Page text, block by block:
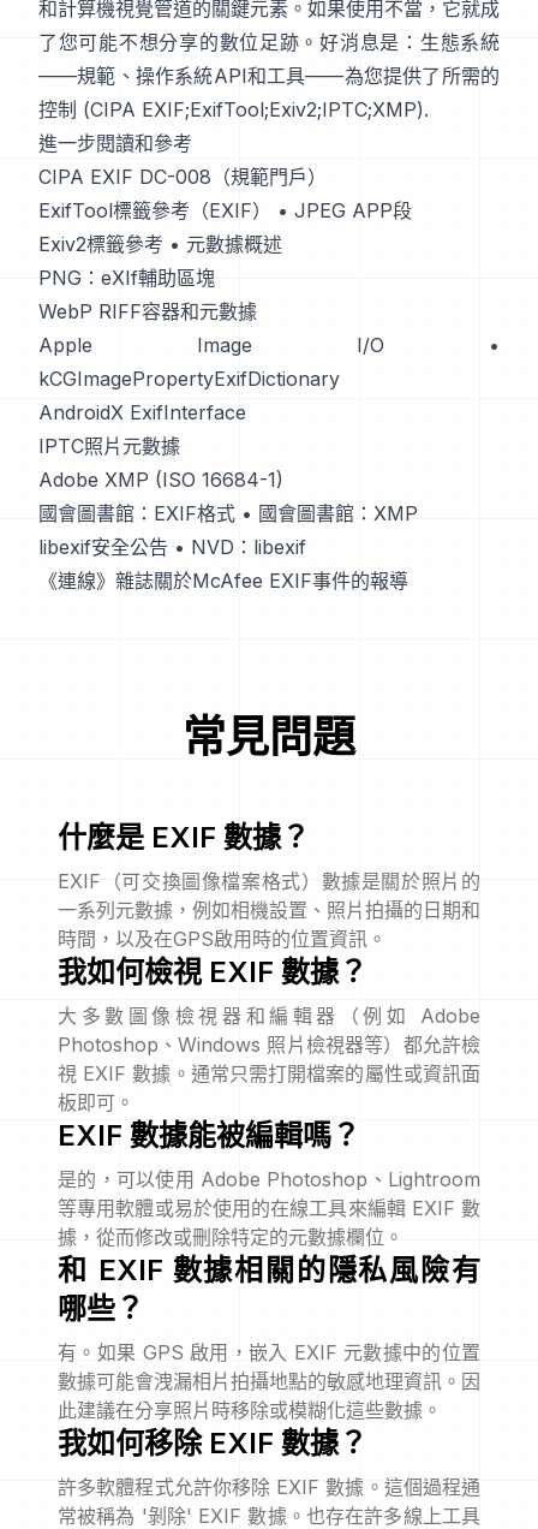
和計算機視覺管道的關鍵元素。如果使用不當，它就成
了您可能不想分享的數位足跡。好消息是：生態系統
——規範、操作系統API和工具——為您提供了所需的
控制 (CIPA EXIF;ExifTool;Exiv2;IPTC;XMP).
進一步閱讀和參考
CIPA EXIF DC-008（規範門戶）
ExifTool標籤參考（EXIF）
• JPEG APP段
Exiv2標籤參考 • 元數據概述
PNG：eXIf輔助區塊
WebP RIFF容器和元數據
Apple Image I/O •
kCGImagePropertyExifDictionary
AndroidX ExifInterface
IPTC照片元數據
Adobe XMP (ISO 16684-1)
國會圖書館：EXIF格式 • 國會圖書館：XMP
libexif安全公告 • NVD：libexif
《連線》雜誌關於McAfee EXIF事件的報導
常見問題
什麼是 EXIF 數據？
EXIF（可交換圖像檔案格式）數據是關於照片的
一系列元數據，例如相機設置、照片拍攝的日期和
時間，以及在GPS啟用時的位置資訊。
我如何檢視 EXIF 數據？
大多數圖像檢視器和編輯器（例如 Adobe
Photoshop、Windows 照片檢視器等）都允許檢
視 EXIF 數據。通常只需打開檔案的屬性或資訊面
板即可。
EXIF 數據能被編輯嗎？
是的，可以使用 Adobe Photoshop、Lightroom
等專用軟體或易於使用的在線工具來編輯 EXIF 數
據，從而修改或刪除特定的元數據欄位。
和 EXIF 數據相關的隱私風險有
哪些？
有。如果 GPS 啟用，嵌入 EXIF 元數據中的位置
數據可能會洩漏相片拍攝地點的敏感地理資訊。因
此建議在分享照片時移除或模糊化這些數據。
我如何移除 EXIF 數據？
許多軟體程式允許你移除 EXIF 數據。這個過程通
常被稱為 '剝除' EXIF 數據。也存在許多線上工具